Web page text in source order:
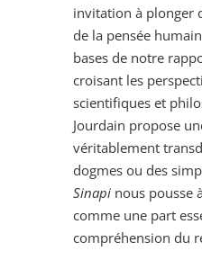
invitation à plonger
de la pensée
bases de notre
croisant les
scientifiques et
Jourdain propose
véritablement
dogmes ou des
Sinapinous pousse
comme une part
compréhension du